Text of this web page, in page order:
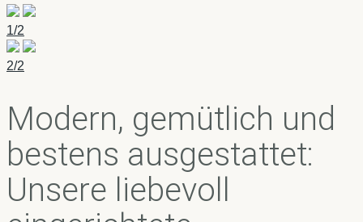
1/2
2/2
Modern, gemütlich und
bestens ausgestattet:
Unsere liebevoll